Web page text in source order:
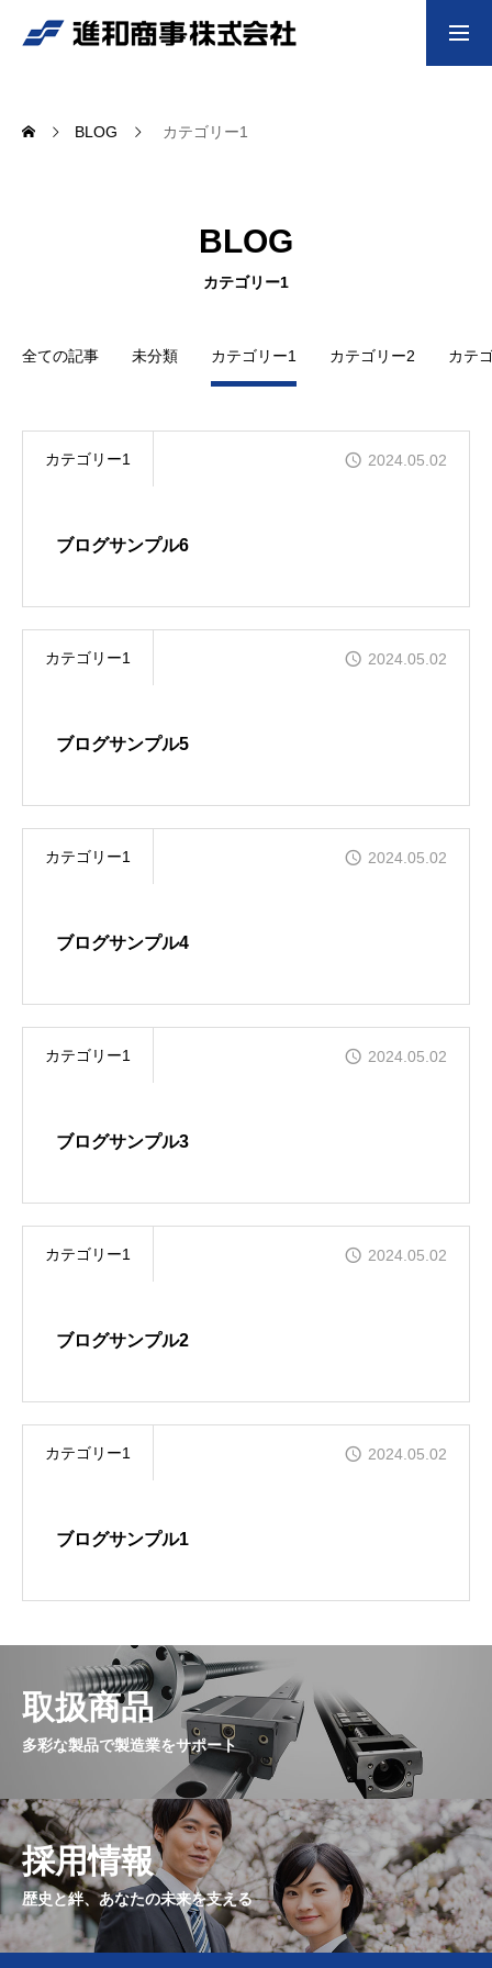
業界の信頼、未来を創る商社
革新と安心の結集、産業の未来を拓く
取扱商品
豊富な取扱商品で現場を支える
仲間と共に、充実したキャリアを築く
BLOG カテゴリー1
BLOG
カテゴリー1
全ての記事 未分類 カテゴリー1 カテゴリー2 カテ
カテゴリー1 2024.05.02
ブログサンプル6
カテゴリー1 2024.05.02
ブログサンプル5
カテゴリー1 2024.05.02
ブログサンプル4
カテゴリー1 2024.05.02
ブログサンプル3
カテゴリー1 2024.05.02
ブログサンプル2
カテゴリー1 2024.05.02
ブログサンプル1
取扱商品
多彩な製品で製造業をサポート
採用情報
歴史と絆、あなたの未来を支える